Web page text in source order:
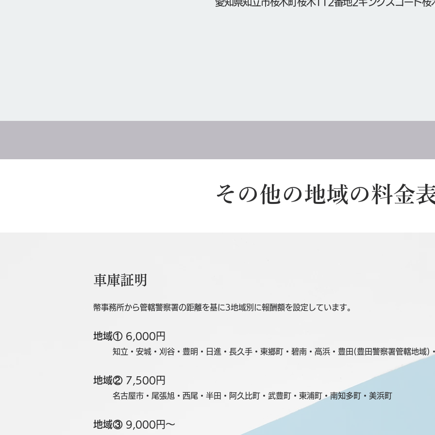
愛知県知立市桜木町桜木112番地2キングスコート
その他の地域の料金
​車庫証明
幣事務所から管轄警察署の距離を基に3地域別に報酬額を設定しています。
地域①6,000円
知立・安城・刈谷・豊明・日進・長久手・東郷町・碧南・高浜・豊田(豊田警察署管轄地域)
地域②7,500円
名古屋市・尾張旭・西尾・半田・阿久比町・武豊町・東浦町・南知多町・美浜町
地域③9,000円〜